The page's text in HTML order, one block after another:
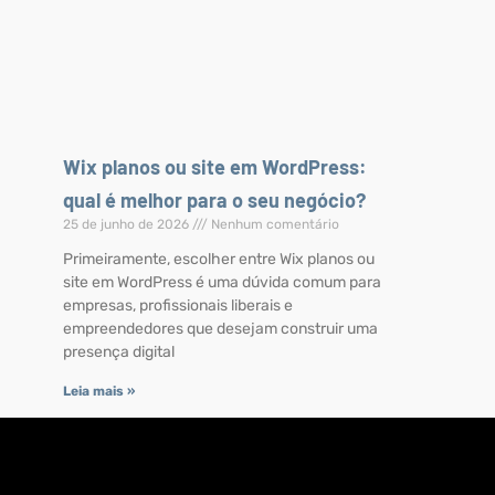
Wix planos ou site em WordPress:
qual é melhor para o seu negócio?
25 de junho de 2026 Nenhum comentário
Primeiramente, escolher entre Wix planos ou
site em WordPress é uma dúvida comum para
empresas, profissionais liberais e
empreendedores que desejam construir uma
presença digital
Leia mais »